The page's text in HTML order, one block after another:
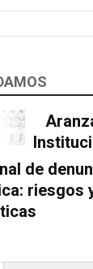
de
riesgos